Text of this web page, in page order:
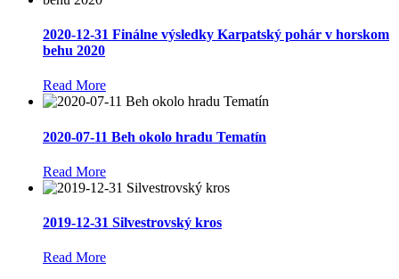
2020-12-31 Finálne výsledky Karpatský pohár v horskom
behu 2020
Read More
2020-07-11 Beh okolo hradu Tematín
Read More
2019-12-31 Silvestrovský kros
Read More